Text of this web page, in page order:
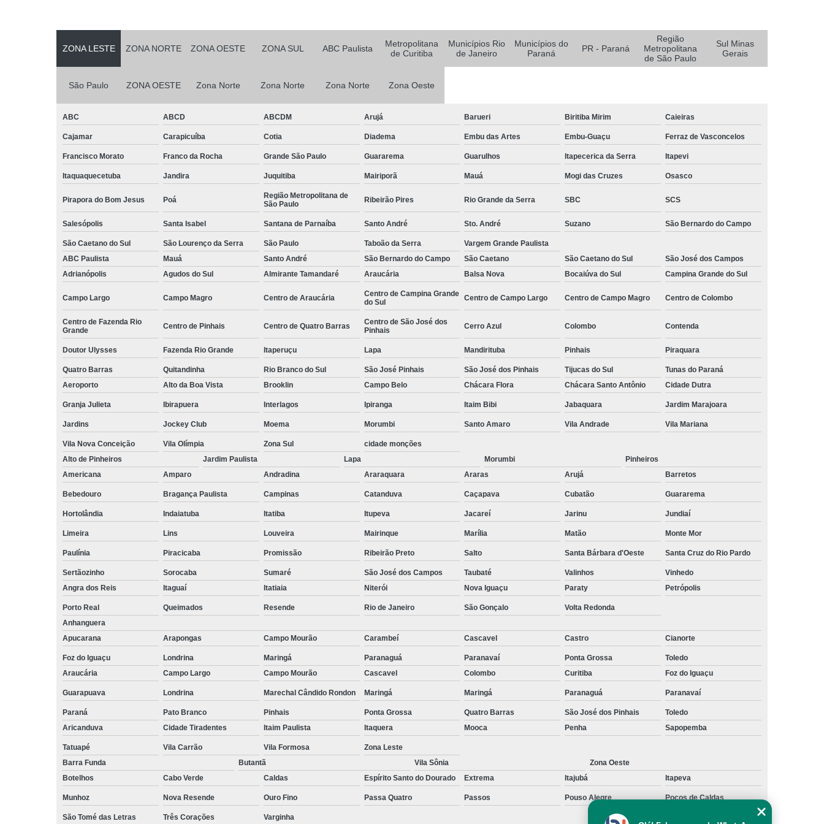
Serviços
terceirizados de
Serviços
almoxarifes
Terceirização de
cargas e
descargas
Terceirização de
conferentes
empilhadeiras
Terceirização de
empilhadeiristas
Terceirização de
facilities
Terceirização de
movimentação
de cargas
Terceirização de
Terceirizações
de mão de obra
Empresa de Monitoramento Residencial
Empresa de Segurança e Monitoramento
Empresa de Jardinagem e Paisagismo
Empresa de Paisagismo
Empresa de Paisagismo e Jardinagem
Empresa de Paisagismo e Jardinagem Predial
Empresa de Paisagismo Predial
Empresa de Paisagismo Terceirizado
Empresa Especializada em Paisagismo
Empresa Especializada em Paisagismo Predial
Empresa Jardinagem e Paisagismo
Empresa Terceirizada de Paisagismo
Empresa de Consultoria de Recrutamento e Seleção
Empresa de Recrutamento e Seleção de Pessoas
Empresa de Recrutamento e Seleção Mais Próximo de Mim
Empresa de Recrutamento e Seleção Perto de Mim
Empresa de Recrutamento e Seleção Próximo de Mim
Empresa de Seleção e Recrutamento
Empresa Especialista em Recrutamento e Seleção
Empresa Recrutamento e Seleção
Empresa de Terceirização
Empresa de Terceirização de Limpeza
Empresa de Terceirização de Mão de Obra
Empresa de Terceirização de Portaria
Empresa de Terceirização de Recepcionista
Empresa de Terceirização de Serviços
Empresa de Terceirização de Serviços de Limpeza
Empresa de Terceirização Paraná
Empresa de Terceirização São Paulo
Empresa Terceirização
Empresa Terceirização de Mão de Obra
Empresa Terceirização de Serviços
Empresa Terceirização de Serviços de Qualidade
Empresa de Terceirização de Limpeza e Conservação
Empresa de Terceirização de Limpeza em Condomínios
Empresa de Terceirização de Limpeza Predial
Empresa de Terceirização de Limpezas
Empresa de Terceirização de Portaria e Limpeza
ZONA LESTE ZONA NORTE ZONA OESTE ZONA SUL ABC Paulista
Metropolitana
de Curitiba
Municípios Rio
de Janeiro
Municípios do
Paraná
PR - Paraná
Região
Metropolitana
de São Paulo
Sul Minas
Gerais
São Paulo ZONA OESTE Zona Norte Zona Norte Zona Norte Zona Oeste
ABC ABCD ABCDM Arujá Barueri Biritiba Mirim Caieiras
Cajamar Carapicuíba Cotia Diadema Embu das Artes Embu-Guaçu Ferraz de Vasconcelos
Francisco Morato Franco da Rocha Grande São Paulo Guararema Guarulhos Itapecerica da Serra Itapevi
Itaquaquecetuba Jandira Juquitiba Mairiporã Mauá Mogi das Cruzes Osasco
Pirapora do Bom Jesus Poá
Região Metropolitana de
São Paulo
Ribeirão Pires Rio Grande da Serra SBC SCS
Salesópolis Santa Isabel Santana de Parnaíba Santo André Sto. André Suzano São Bernardo do Campo
São Caetano do Sul São Lourenço da Serra São Paulo Taboão da Serra
Vargem Grande Paulista
ABC Paulista
Mauá Santo André São Bernardo do Campo São Caetano São Caetano do Sul
São José dos Campos
Adrianópolis
Agudos do Sul Almirante Tamandaré Araucária Balsa Nova Bocaiúva do Sul Campina Grande do Sul
Campo Largo Campo Magro Centro de Araucária
Centro de Campina Grande
do Sul
Centro de Campo Largo Centro de Campo Magro Centro de Colombo
Centro de Fazenda Rio
Grande
Centro de Pinhais Centro de Quatro Barras
Centro de São José dos
Pinhais
Cerro Azul Colombo Contenda
Doutor Ulysses Fazenda Rio Grande Itaperuçu Lapa Mandirituba Pinhais Piraquara
Quatro Barras Quitandinha Rio Branco do Sul São José Pinhais São José dos Pinhais Tijucas do Sul
Tunas do Paraná
Aeroporto
Alto da Boa Vista Brooklin Campo Belo Chácara Flora Chácara Santo Antônio Cidade Dutra
Granja Julieta Ibirapuera Interlagos Ipiranga Itaim Bibi Jabaquara Jardim Marajoara
Jardins Jockey Club Moema Morumbi Santo Amaro Vila Andrade Vila Mariana
Vila Nova Conceição Vila Olímpia Zona Sul
cidade monções
Alto de Pinheiros
Jardim Paulista Lapa Morumbi
Pinheiros
Americana
Amparo Andradina Araraquara Araras Arujá Barretos
Bebedouro Bragança Paulista Campinas Catanduva Caçapava Cubatão Guararema
Hortolândia Indaiatuba Itatiba Itupeva Jacareí Jarinu Jundiaí
Limeira Lins Louveira Mairinque Marília Matão Monte Mor
Paulínia Piracicaba Promissão Ribeirão Preto Salto Santa Bárbara d'Oeste Santa Cruz do Rio Pardo
Sertãozinho Sorocaba Sumaré São José dos Campos Taubaté Valinhos
Vinhedo
Angra dos Reis
Itaguaí Itatiaia Niterói Nova Iguaçu Paraty Petrópolis
Porto Real Queimados Resende Rio de Janeiro São Gonçalo
Volta Redonda
Anhanguera
Apucarana
Arapongas Campo Mourão Carambeí Cascavel Castro Cianorte
Foz do Iguaçu Londrina Maringá Paranaguá Paranavaí Ponta Grossa
Toledo
Araucária
Campo Largo Campo Mourão Cascavel Colombo Curitiba Foz do Iguaçu
Guarapuava Londrina Marechal Cândido Rondon Maringá Maringá Paranaguá Paranavaí
Paraná Pato Branco Pinhais Ponta Grossa Quatro Barras São José dos Pinhais
Toledo
Aricanduva
Cidade Tiradentes Itaim Paulista Itaquera Mooca Penha Sapopemba
Tatuapé Vila Carrão Vila Formosa
Zona Leste
Barra Funda
Butantã Vila Sônia
Zona Oeste
Botelhos
Cabo Verde Caldas Espírito Santo do Dourado Extrema Itajubá Itapeva
Munhoz Nova Resende Ouro Fino Passa Quatro Passos Pouso Alegre Poços de Caldas
São Tomé das Letras Três Corações Varginha